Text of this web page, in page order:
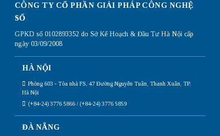
CÔNG TY CỔ PHẦN GIẢI PHÁP CÔNG NGHỆ
SỐ
GPKD số 0102893352 do Sở Kế Hoạch & Đầu Tư Hà Nội cấp
ngày 03/09/2008
HÀ NỘI
Phòng 603 - Tòa nhà FS, 47 Đường Nguyễn Tuân, Thanh Xuân, TP.
Hà Nội
(+84-24) 3776 5866 / (+84-24) 3776 5859
ĐÀ NẴNG